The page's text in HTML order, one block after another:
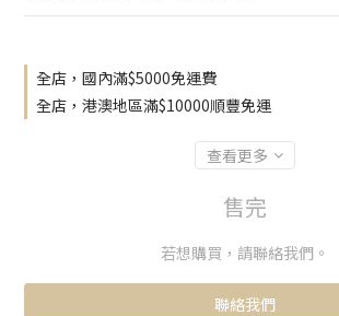
全店，國內滿$5000免運費
全店，港澳地區滿$10000順豐免運
查看更多
售完
若想購買，請聯絡我們。
聯絡我們